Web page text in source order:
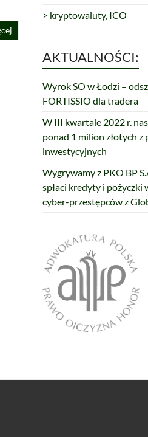
> kryptowaluty, ICO
AKTUALNOŚCI:
Wyrok SO w Łodzi –
FORTISSIO dla tradera
W III kwartale 2022 r.
ponad 1 milion złotych z
inwestycyjnych
Wygrywamy z PKO BP
spłaci kredyty i pożyczki
cyber-przestępców z